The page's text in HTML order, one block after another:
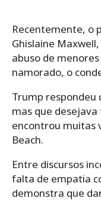
Recentemente, o
Ghislaine
abuso de
namorado, o
Trump respondeu
mas que
encontrou muitas
Beach.
Entre discursos
falta de empatia
demonstra que